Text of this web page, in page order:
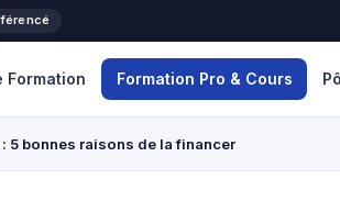
Formation Formation Pro & Cours
5 bonnes raisons de la financer